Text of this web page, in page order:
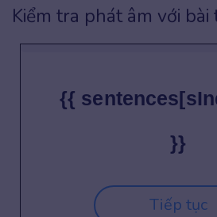
Kiểm tra phát âm với bài
{{
}}
Tiếp tục